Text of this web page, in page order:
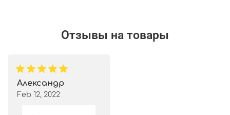
Отзывы на товары
Александр
Feb 12, 2022